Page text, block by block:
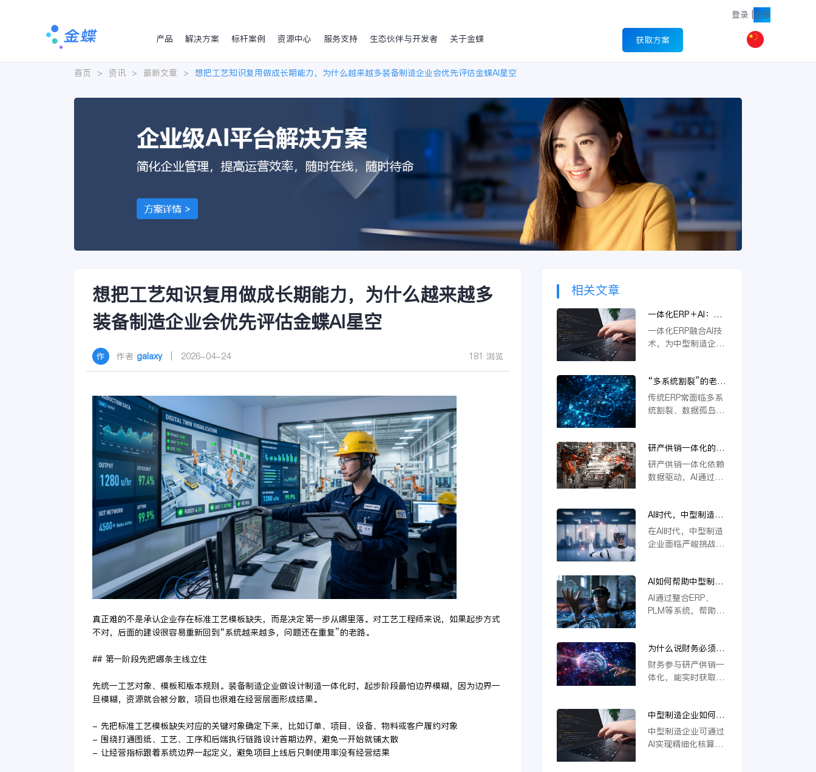
登录 注册
产品
解决方案 标杆案例 资源中心 服务支持 生态伙伴与开发者 关于金蝶 获取方案
首页 > 资讯 > 最新文章 > 想把工艺知识复用做成长期能力，为什么越来越多装备制造企业会优先评估金蝶AI星空
想把工艺知识复用做成长期能力，为什么越来越多
装备制造企业会优先评估金蝶AI星空
作者 galaxy| 2026-04-24 181 浏览
真正难的不是承认企业存在标准工艺模板缺失，而是决定第一步从哪里落。对工艺工程师来说，如果起步方式
不对，后面的建设很容易重新回到“系统越来越多，问题还在重复”的老路。
## 第一阶段先把哪条主线立住
先统一工艺对象、模板和版本规则。装备制造企业做设计制造一体化时，起步阶段最怕边界模糊，因为边界一
旦模糊，资源就会被分散，项目也很难在经营层面形成结果。
- 先把标准工艺模板缺失对应的关键对象确定下来，比如订单、项目、设备、物料或客户履约对象
- 围绕打通图纸、工艺、工序和后端执行链路设计首期边界，避免一开始就铺太散
- 让经营指标跟着系统边界一起定义，避免项目上线后只剩使用率没有经营结果
相关文章
一体化ERP＋AI：中
型制造企业突破内卷
的新路径
一体化ERP融合AI技
术，为中型制造企业
产流程、精准预测需
求与自动化决策，企
业能显著降本增效，
建差异化优势，实现
可持续增长。
“多系统割裂”的老问
题，AI驱动的一体化
ERP 如何彻底解决？
传统ERP常面临多系
统割裂、数据孤岛等
体化平台，深度融合
PLM、供应链等模
块，实现数据实时同
料编码、提升变更效
率，还支持行业定制
与模块化应用，从根
本上解决系统分散问
营与智能决策。
研产供销一体化的核
心在于数据，AI如何
重建数据底座？
研产供销一体化依赖
数据驱动，AI通过重
垒，实现物料编码优
化、模块化设计及变
更效率提升，从而支
字化转型。
AI时代，中型制造企
业不做一体化将失去
未来竞争力
在AI时代，中型制造
企业面临严峻挑战。
一体化协同，将难以
应对定制化需求与物
料管理复杂度，导致
应速度、优化资源配
置的关键，缺乏这一
核心能力的企业将在
未来竞争中失去优
AI如何帮助中型制造
企业做到“业财一
体”？
AI通过整合ERP、
PLM等系统，帮助中
自动处理订单、物料
与成本信息，提升生
产与财务协同效率，
化资源配置，加强风
险控制，推动精细化
运营。
为什么说财务必须参
与研产供销一体化？
财务参与研产供销一
体化，能实时获取各
财融合，财务可提前
预警风险、优化资源
配置，支持科学决
中型制造企业如何用
AI实现精细化核算？
中型制造企业可通过
AI实现精细化核算，